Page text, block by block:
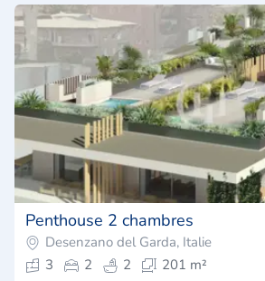
Penthouse 2 chambres
Desenzano del Garda, Italie
3
2 2
201 m²